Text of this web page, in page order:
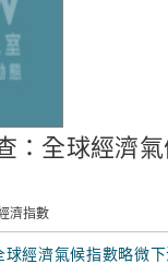
：全球經濟
濟指數
經濟氣候指數略微